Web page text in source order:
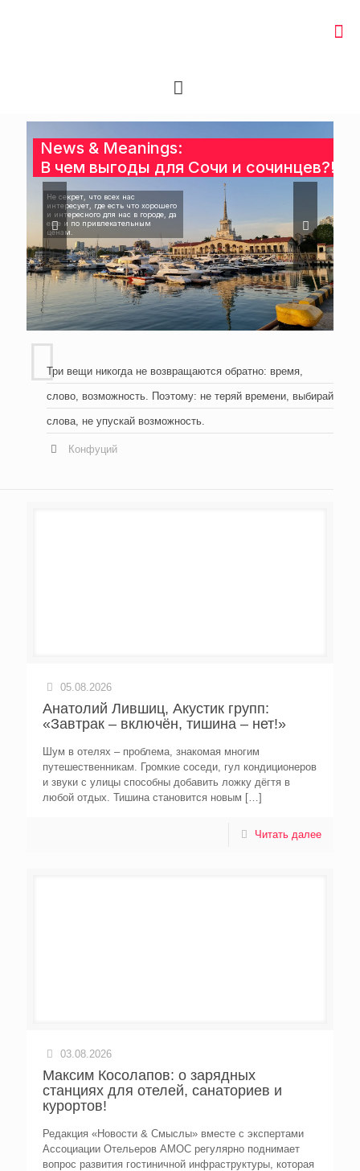
News & Meanings:
В чем выгоды для Сочи и сочинцев?!
Не секрет, что всех нас
интересует, где есть что хорошего
и интересного для нас в городе, да
еще и по привлекательным
ценам.
Три вещи никогда не возвращаются обратно: время,
слово, возможность. Поэтому: не теряй времени, выбирай
слова, не упускай возможность.
Конфуций
05.08.2026
Анатолий Лившиц, Акустик групп:
«Завтрак – включён, тишина – нет!»
Шум в отелях – проблема, знакомая многим
путешественникам. Громкие соседи, гул кондиционеров
и звуки с улицы способны добавить ложку дёгтя в
любой отдых. Тишина становится новым […]
Читать далее
03.08.2026
Максим Косолапов: о зарядных
станциях для отелей, санаториев и
курортов!
Редакция «Новости & Смыслы» вместе с экспертами
Ассоциации Отельеров АМОС регулярно поднимает
вопрос развития гостиничной инфраструктуры, которая